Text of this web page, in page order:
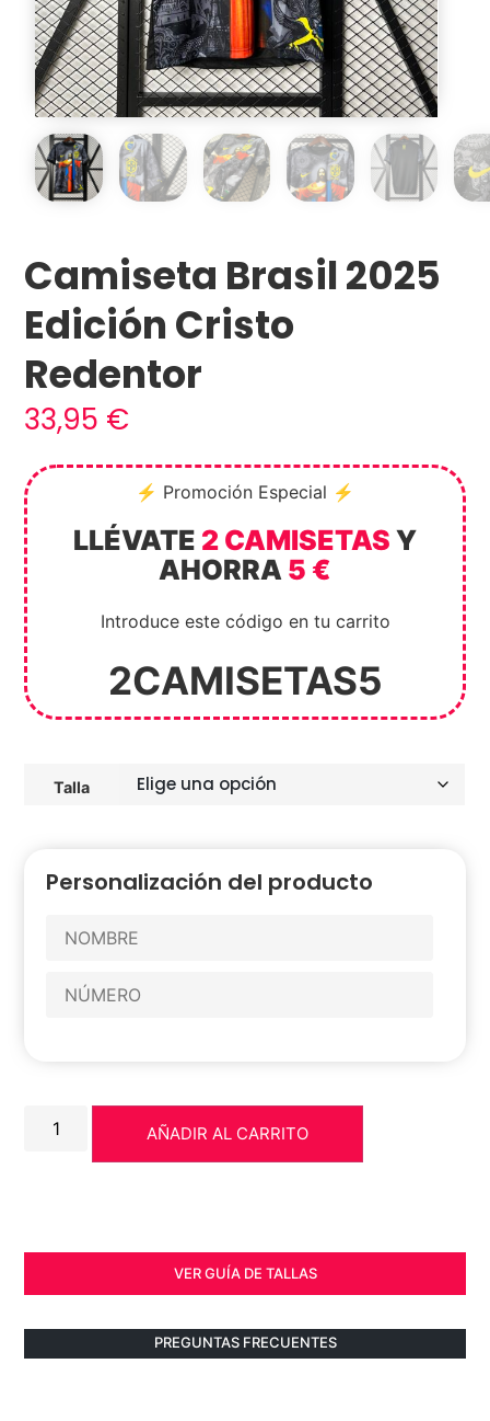
Camiseta Brasil 2025
Edición Cristo
Redentor
33,95 €
⚡ Promoción Especial ⚡
LLÉVATE 2 CAMISETAS Y
AHORRA 5 €
Introduce este código en tu carrito
2CAMISETAS5
Talla
Personalización del producto
AÑADIR AL CARRITO
VER GUÍA DE TALLAS
PREGUNTAS FRECUENTES